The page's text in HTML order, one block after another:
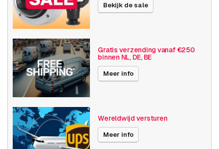
Camera
eigenschappen
Buiten camera
Basis functionaliteit
Dag en nacht
Invoer / uitvoer
Audio
Resolutie
Axis Series P32
Bekijk de sale
Gratis verzending vanaf €250
binnen NL, DE, BE
Meer info
Wereldwijd versturen
Meer info